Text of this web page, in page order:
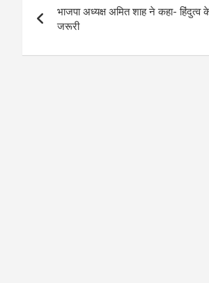
navigation
भाजपा अध्यक्ष अमित शाह ने कहा- हिंदुत्व
जरूरी